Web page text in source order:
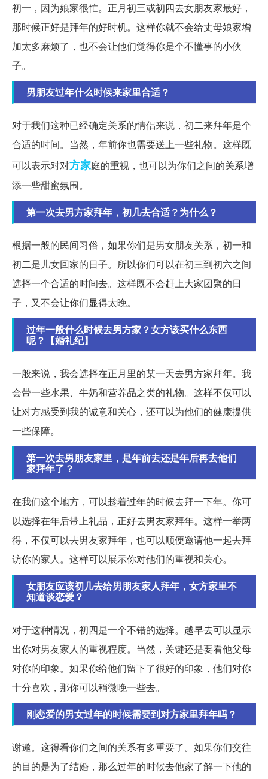
初一，因为娘家很忙。正月初三或初四去女朋友家最好，
那时候正好是拜年的好时机。这样你就不会给丈母娘家增
加太多麻烦了，也不会让他们觉得你是个不懂事的小伙
子。
男朋友过年什么时候来家里合适？
对于我们这种已经确定关系的情侣来说，初二来拜年是个
合适的时间。当然，年前你也需要送上一些礼物。这样既
可以表示对对方家庭的重视，也可以为你们之间的关系增
添一些甜蜜氛围。
第一次去男方家拜年，初几去合适？为什么？
根据一般的民间习俗，如果你们是男女朋友关系，初一和
初二是儿女回家的日子。所以你们可以在初三到初六之间
选择一个合适的时间去。这样既不会赶上大家团聚的日
子，又不会让你们显得太晚。
过年一般什么时候去男方家？女方该买什么东西
呢？【婚礼纪】
一般来说，我会选择在正月里的某一天去男方家拜年。我
会带一些水果、牛奶和营养品之类的礼物。这样不仅可以
让对方感受到我的诚意和关心，还可以为他们的健康提供
一些保障。
第一次去男朋友家里，是年前去还是年后再去他们
家拜年了？
在我们这个地方，可以趁着过年的时候去拜一下年。你可
以选择在年后带上礼品，正好去男友家拜年。这样一举两
得，不仅可以去男友家拜年，也可以顺便邀请他一起去拜
访你的家人。这样可以展示你对他们的重视和关心。
女朋友应该初几去给男朋友家人拜年，女方家里不
知道谈恋爱？
对于这种情况，初四是一个不错的选择。越早去可以显示
出你对男友家人的重视程度。当然，关键还是要看他父母
对你的印象。如果你给他们留下了很好的印象，他们对你
十分喜欢，那你可以稍微晚一些去。
刚恋爱的男女过年的时候需要到对方家里拜年吗？
谢邀。这得看你们之间的关系有多重要了。如果你们交往
的目的是为了结婚，那么过年的时候去他家了解一下他的